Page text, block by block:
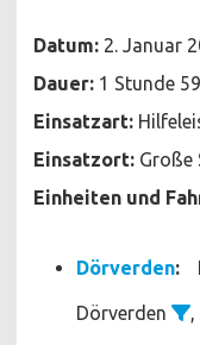
Datum: 2. Januar
Dauer: 1 Stunde
Einsatzart:
Einsatzort: Große
Einheiten und
Dörverden:
Dörverden